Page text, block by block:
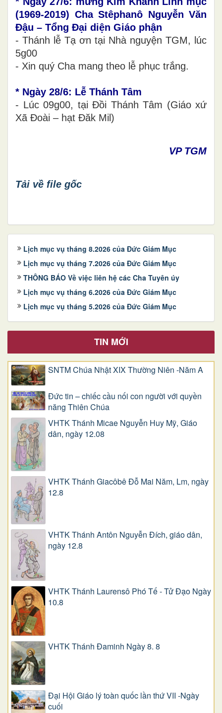
(1969-2019) Cha Stêphanô Nguyễn Văn
Đậu – Tổng Đại diện Giáo phận
- Thánh lễ Tạ ơn tại Nhà nguyện TGM, lúc
5g00
- Xin quý Cha mang theo lễ phục trắng.
* Ngày 28/6: Lễ Thánh Tâm
- Lúc 09g00, tại Đồi Thánh Tâm (Giáo xứ
Xã Đoài – hạt Đăk Mil)
VP TGM
Tải về file gốc
Lịch mục vụ tháng 8.2026 của Đức Giám Mục
Lịch mục vụ tháng 7.2026 của Đức Giám Mục
THÔNG BÁO Về việc liên hệ các Cha Tuyên úy
Lịch mục vụ tháng 6.2026 của Đức Giám Mục
Lịch mục vụ tháng 5.2026 của Đức Giám Mục
TIN MỚI
SNTM Chúa Nhật XIX Thường Niên -Năm A
Đức tin – chiếc cầu nối con người với quyền
năng Thiên Chúa
VHTK Thánh Micae Nguyễn Huy Mỹ, Giáo
dân, ngày 12.08
VHTK Thánh Giacôbê Ðỗ Mai Năm, Lm, ngày
12.8
VHTK Thánh Antôn Nguyễn Ðích, giáo dân,
ngày 12.8
VHTK Thánh Laurensô Phó Tế - Tử Đạo Ngày
10.8
VHTK Thánh Đaminh Ngày 8. 8
Đại Hội Giáo lý toàn quốc lần thứ VII -Ngày
cuối